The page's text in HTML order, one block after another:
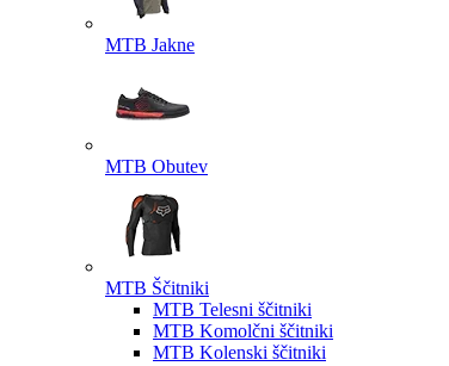
MTB Jakne
MTB Obutev
MTB Ščitniki
MTB Telesni ščitniki
MTB Komolčni ščitniki
MTB Kolenski ščitniki